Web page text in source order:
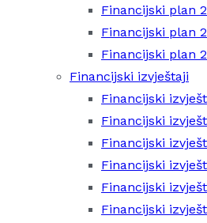
Financijski plan
Financijski plan
Financijski plan
Financijski izvještaji
Financijski
Financijski
Financijski
Financijski
Financijski
Financijski